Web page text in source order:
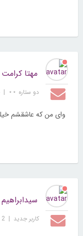
مهتا کرامت
دو ستاره ⋆⋆ |
وای من که عاشقشم
کاربر جديد |
2